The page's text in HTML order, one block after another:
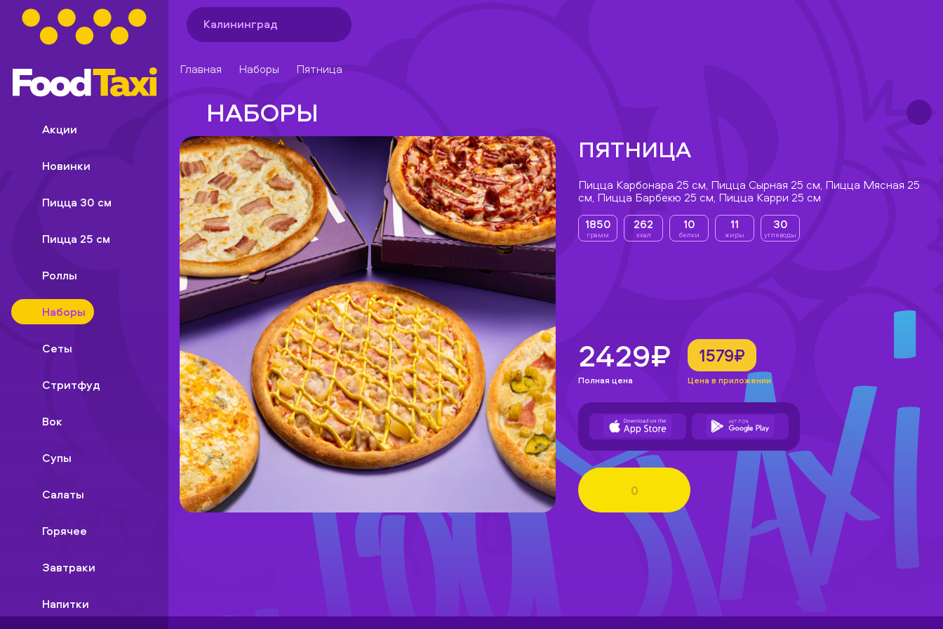
Калининград
Акции
Новинки
Пицца 30 см
Пицца 25 см
Роллы
Наборы
Сеты
Стритфуд
Вок
Супы
Салаты
Горячее
Завтраки
Напитки
Главная Наборы Пятница
НАБОРЫ
ПЯТНИЦА
Пицца Карбонара 25 см, Пицца Сырная 25 см, Пицца Мясная 25
см, Пицца Барбекю 25 см, Пицца Карри 25 см
1850
грамм
262
ккал
10
белки
11
жиры
30
углеводы
2429₽
Полная цена
1579₽
Цена в приложении
0